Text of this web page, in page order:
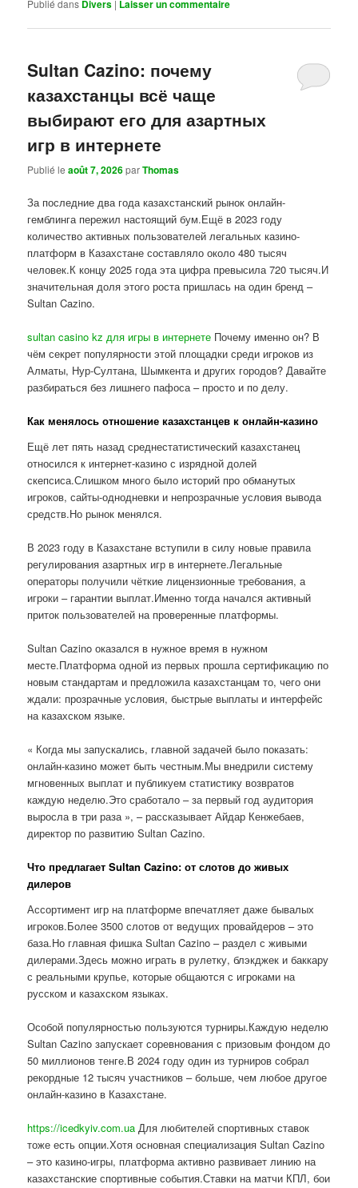
Publié dans Divers | Laisser un commentaire
Sultan Cazino: почему
казахстанцы всё чаще
выбирают его для азартных
игр в интернете
Publié leaoût 7, 2026parThomas
За последние два года казахстанский рынок онлайн-
гемблинга пережил настоящий бум.Ещё в 2023 году
количество активных пользователей легальных казино-
платформ в Казахстане составляло около 480 тысяч
человек.К концу 2025 года эта цифра превысила 720 тысяч.И
значительная доля этого роста пришлась на один бренд –
Sultan Cazino.
sultan casino kz для игры в интернете Почему именно он? В
чём секрет популярности этой площадки среди игроков из
Алматы, Нур-Султана, Шымкента и других городов? Давайте
разбираться без лишнего пафоса – просто и по делу.
Как менялось отношение казахстанцев к онлайн-казино
Ещё лет пять назад среднестатистический казахстанец
относился к интернет-казино с изрядной долей
скепсиса.Слишком много было историй про обманутых
игроков, сайты-однодневки и непрозрачные условия вывода
средств.Но рынок менялся.
В 2023 году в Казахстане вступили в силу новые правила
регулирования азартных игр в интернете.Легальные
операторы получили чёткие лицензионные требования, а
игроки – гарантии выплат.Именно тогда начался активный
приток пользователей на проверенные платформы.
Sultan Cazino оказался в нужное время в нужном
месте.Платформа одной из первых прошла сертификацию по
новым стандартам и предложила казахстанцам то, чего они
ждали: прозрачные условия, быстрые выплаты и интерфейс
на казахском языке.
« Когда мы запускались, главной задачей было показать:
онлайн-казино может быть честным.Мы внедрили систему
мгновенных выплат и публикуем статистику возвратов
каждую неделю.Это сработало – за первый год аудитория
выросла в три раза », – рассказывает Айдар Кенжебаев,
директор по развитию Sultan Cazino.
Что предлагает Sultan Cazino: от слотов до живых
дилеров
Ассортимент игр на платформе впечатляет даже бывалых
игроков.Более 3500 слотов от ведущих провайдеров – это
база.Но главная фишка Sultan Cazino – раздел с живыми
дилерами.Здесь можно играть в рулетку, блэкджек и баккару
с реальными крупье, которые общаются с игроками на
русском и казахском языках.
Особой популярностью пользуются турниры.Каждую неделю
Sultan Cazino запускает соревнования с призовым фондом до
50 миллионов тенге.В 2024 году один из турниров собрал
рекордные 12 тысяч участников – больше, чем любое другое
онлайн-казино в Казахстане.
https://icedkyiv.com.ua Для любителей спортивных ставок
тоже есть опции.Хотя основная специализация Sultan Cazino
– это казино-игры, платформа активно развивает линию на
казахстанские спортивные события.Ставки на матчи КПЛ, бои